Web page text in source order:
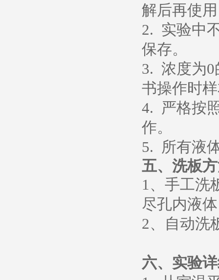
解后再使
2. 实验中
保存。
3. 浓度为0
书操作时
4. 严格按
作。
5. 所有液
五、 洗板
1、 手工洗
尽孔内液
2、
自动洗
六、 实验